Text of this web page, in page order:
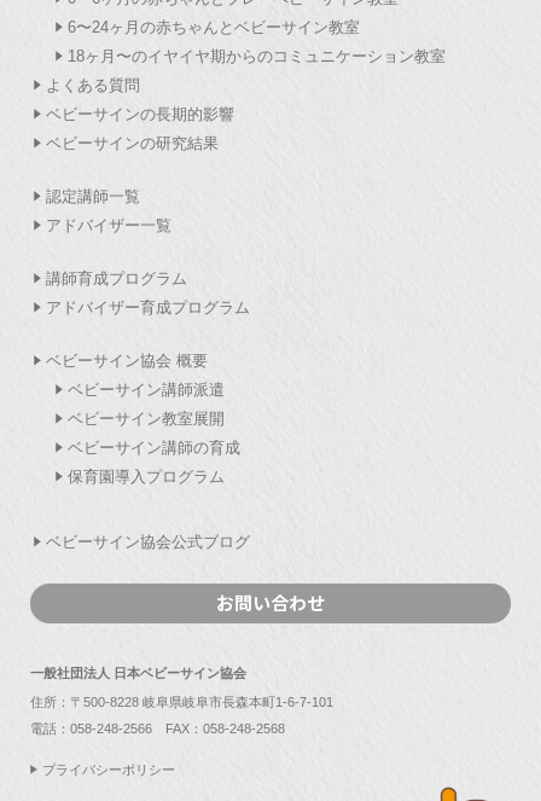
6〜24ヶ月の赤ちゃんとベビーサイン教室
18ヶ月〜のイヤイヤ期からのコミュニケーション教室
よくある質問
ベビーサインの長期的影響
ベビーサインの研究結果
認定講師一覧
アドバイザー一覧
講師育成プログラム
アドバイザー育成プログラム
ベビーサイン協会 概要
ベビーサイン講師派遣
ベビーサイン教室展開
ベビーサイン講師の育成
保育園導入プログラム
ベビーサイン協会公式ブログ
お問い合わせ
一般社団法人 日本ベビーサイン協会
住所：〒500-8228 岐阜県岐阜市長森本町1-6-7-101
電話： 058-248-2566 FAX：058-248-2568
プライバシーポリシー